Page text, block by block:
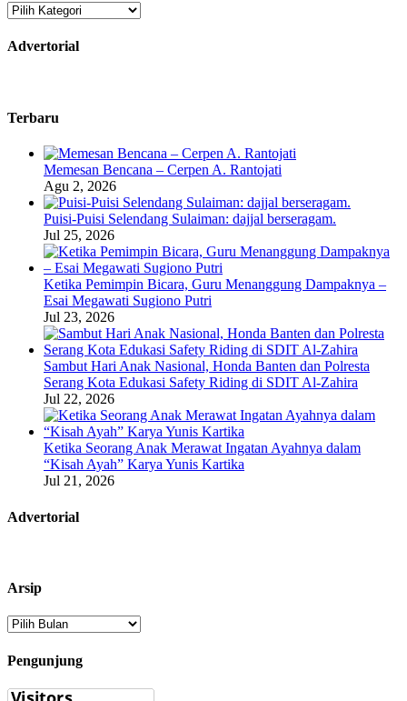
Kategori
Advertorial
Terbaru
Memesan Bencana – Cerpen A. Rantojati
Agu 2, 2026
Puisi-Puisi Selendang Sulaiman: dajjal berseragam.
Jul 25, 2026
Ketika Pemimpin Bicara, Guru Menanggung Dampaknya –
Esai Megawati Sugiono Putri
Jul 23, 2026
Sambut Hari Anak Nasional, Honda Banten dan Polresta
Serang Kota Edukasi Safety Riding di SDIT Al-Zahira
Jul 22, 2026
Ketika Seorang Anak Merawat Ingatan Ayahnya dalam
“Kisah Ayah” Karya Yunis Kartika
Jul 21, 2026
Advertorial
Arsip
Arsip
Pengunjung